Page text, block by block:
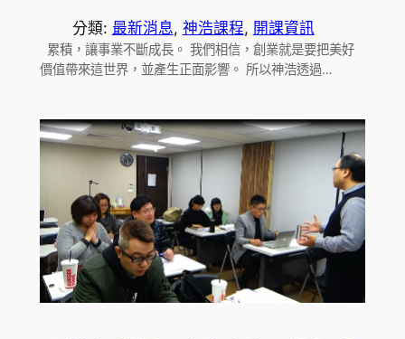
分類: 最新消息, 神浩課程, 開課資訊
累積，讓事業不斷成長。 我們相信，創業就是要把美好
價值帶來這世界，並產生正面影響。 所以神浩透過…